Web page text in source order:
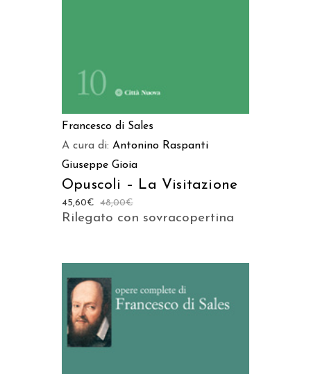
Francesco di Sales
A cura di: Antonino Raspanti
Giuseppe Gioia
Opuscoli – La Visitazione
48,00€
45,60€
Rilegato con sovracopertina